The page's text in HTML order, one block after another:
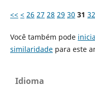
<< < 26 27 28 29 30 31 32
Você também pode
similaridadepara este
Idioma